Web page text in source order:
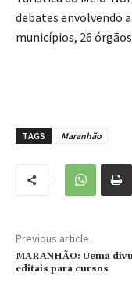
debates envolvendo
municípios, 26
TAGS Maranhão
Previous article
MARANHÃO: Uema
editais para cursos